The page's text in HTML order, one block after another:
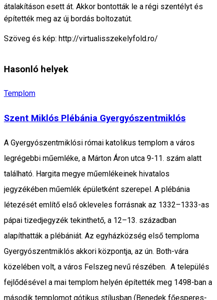
átalakításon esett át. Akkor bontották le a régi szentélyt és
építették meg az új bordás boltozatút.
Szöveg és kép: http://virtualisszekelyfold.ro/
Hasonló helyek
Templom
Szent Miklós Plébánia Gyergyószentmiklós
A Gyergyószentmiklósi római katolikus templom a város
legrégebbi műemléke, a Márton Áron utca 9-11. szám alatt
található. Hargita megye műemlékeinek hivatalos
jegyzékében műemlék épületként szerepel. A plébánia
létezését említő első okleveles forrásnak az 1332–1333-as
pápai tizedjegyzék tekinthető, a 12–13. században
alapíthatták a plébániát. Az egyházközség első temploma
Gyergyószentmiklós akkori központja, az ún. Both-vára
közelében volt, a város Felszeg nevű részében. A település
fejlődésével a mai templom helyén építették meg 1498-ban a
második templomot gótikus stílusban (Benedek főesperes-